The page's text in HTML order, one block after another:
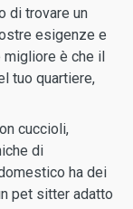
di trovare un
esigenze e
migliore è che il
tuo quartiere,
cuccioli,
di
ha dei
pet sitter adatto